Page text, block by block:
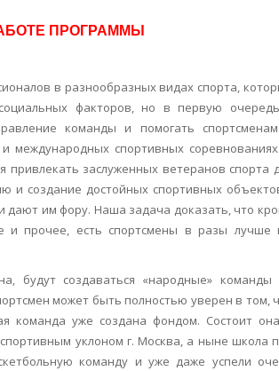
ПРОГРАММЫ
в разнообразных видах спорта,
факторов, но в первую
команды и помогать
международных спортивных
привлекать заслуженных ветеранов спорта
и создание достойных спортивных
дают им фору. Наша задача доказать, что
и прочее, есть спортсмены в разы лучше
будут создаваться «народные» команды
может быть полностью уверен в том,
команда уже создана фондом. Состоит
уклоном г. Москва, а ныне школа
команду и уже даже успели